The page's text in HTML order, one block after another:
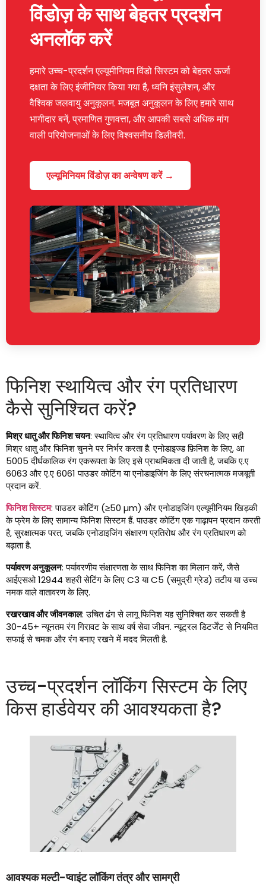
विंडोज़ के साथ बेहतर प्रदर्शन
अनलॉक करें
हमारे उच्च-प्रदर्शन एल्यूमीनियम विंडो सिस्टम को बेहतर ऊर्जा
दक्षता के लिए इंजीनियर किया गया है, ध्वनि इंसुलेशन, और
वैश्विक जलवायु अनुकूलन. मजबूत अनुकूलन के लिए हमारे साथ
भागीदार बनें, प्रमाणित गुणवत्ता, और आपकी सबसे अधिक मांग
वाली परियोजनाओं के लिए विश्वसनीय डिलीवरी.
एल्यूमिनियम विंडोज़ का अन्वेषण करें →
फिनिश स्थायित्व और रंग प्रतिधारण
कैसे सुनिश्चित करें?
मिश्र धातु और फिनिश चयन: स्थायित्व और रंग प्रतिधारण पर्यावरण के लिए सही
मिश्र धातु और फिनिश चुनने पर निर्भर करता है. एनोडाइज्ड फ़िनिश के लिए, आ
5005 दीर्घकालिक रंग एकरूपता के लिए इसे प्राथमिकता दी जाती है, जबकि ए.ए
6063 और ए.ए 6061 पाउडर कोटिंग या एनोडाइजिंग के लिए संरचनात्मक मजबूती
प्रदान करें.
फिनिश सिस्टम: पाउडर कोटिंग (≥50 µm) और एनोडाइजिंग एल्यूमीनियम खिड़की
के फ्रेम के लिए सामान्य फिनिश सिस्टम हैं. पाउडर कोटिंग एक गाढ़ापन प्रदान करती
है, सुरक्षात्मक परत, जबकि एनोडाइजिंग संक्षारण प्रतिरोध और रंग प्रतिधारण को
बढ़ाता है.
पर्यावरण अनुकूलन: पर्यावरणीय संक्षारणता के साथ फिनिश का मिलान करें, जैसे
आईएसओ 12944 शहरी सेटिंग के लिए C3 या C5 (समुद्री ग्रेड) तटीय या उच्च
नमक वाले वातावरण के लिए.
रखरखाव और जीवनकाल: उचित ढंग से लागू फिनिश यह सुनिश्चित कर सकती है
30-45+ न्यूनतम रंग गिरावट के साथ वर्ष सेवा जीवन. न्यूट्रल डिटर्जेंट से नियमित
सफाई से चमक और रंग बनाए रखने में मदद मिलती है.
उच्च-प्रदर्शन लॉकिंग सिस्टम के लिए
किस हार्डवेयर की आवश्यकता है?
आवश्यक मल्टी-प्वाइंट लॉकिंग तंत्र और सामग्री